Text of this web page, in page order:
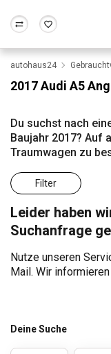
Wir bewerten dein Auto
Frankfurt Wuppertal
autohaus24
2017 Audi A5
Du suchst nach
Baujahr 2017? Auf
Traumwagen zu
Filter
Leider haben
Suchanfrage
Nutze unseren
Mail. Wir
Deine Suche